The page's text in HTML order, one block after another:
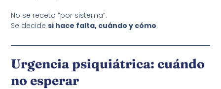
No se receta “por sistema”.
Se decidesi hace falta, cuándo y cómo.
Urgencia psiquiátrica: cuándo
no esperar